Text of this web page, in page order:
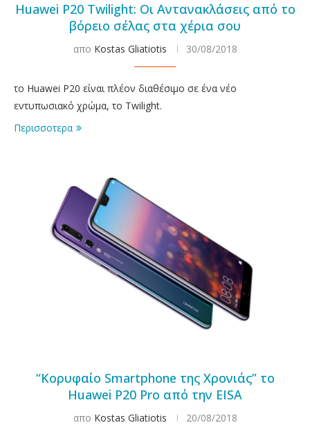
Huawei P20 Twilight: Οι Αντανακλάσεις από το
βόρειο σέλας στα χέρια σου
απο Kostas Gliatiotis 30/08/2018
το Huawei P20 είναι πλέον διαθέσιμο σε ένα νέο
εντυπωσιακό χρώμα, το Twilight.
Περισσοτερα
“Κορυφαίο Smartphone της Χρονιάς” το
Huawei P20 Pro από την EISA
απο Kostas Gliatiotis 20/08/2018